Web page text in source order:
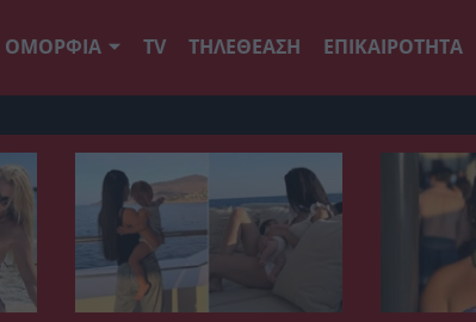
ΟΜΟΡΦΙΑ TV ΤΗΛΕΘΕΑΣΗ ΕΠΙΚΑΙΡΟΤΗΤΑ